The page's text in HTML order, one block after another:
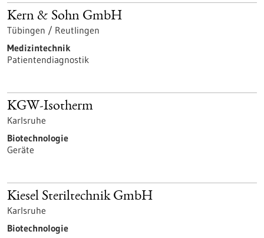
Kern & Sohn GmbH
Tübingen / Reutlingen
Medizintechnik
Patientendiagnostik
KGW-Isotherm
Karlsruhe
Biotechnologie
Geräte
Kiesel Steriltechnik GmbH
Karlsruhe
Biotechnologie